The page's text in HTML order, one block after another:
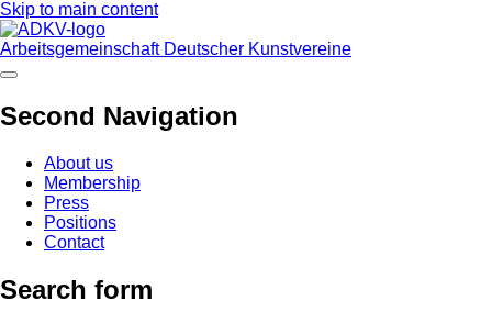
Skip to main content
Arbeitsgemeinschaft Deutscher Kunstvereine
Second Navigation
About us
Membership
Press
Positions
Contact
Search form